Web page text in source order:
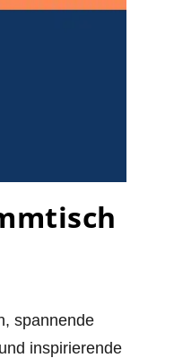
spannende
inspirierende